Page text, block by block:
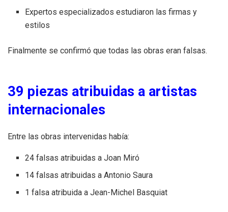
Expertos especializados estudiaron las firmas y
estilos
Finalmente se confirmó que todas las obras eran falsas.
39 piezas atribuidas a artistas
internacionales
Entre las obras intervenidas había:
24 falsas atribuidas a Joan Miró
14 falsas atribuidas a Antonio Saura
1 falsa atribuida a Jean-Michel Basquiat